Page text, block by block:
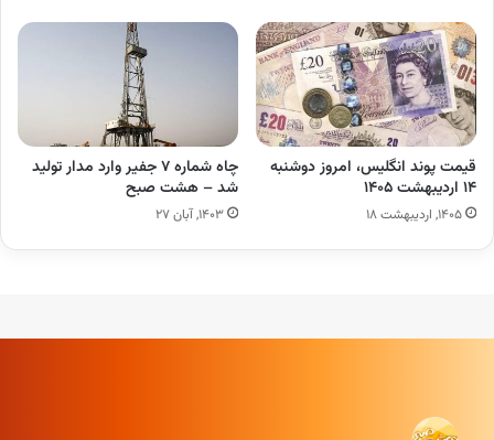
قیمت پوند انگلیس، امروز دوشنبه
۱۴ اردیبهشت ۱۴۰۵
۱۴۰۵, اردیبهشت ۱۸
چاه شماره ۷ جفیر وارد مدار تولید
شد – هشت صبح
۱۴۰۳, آبان ۲۷